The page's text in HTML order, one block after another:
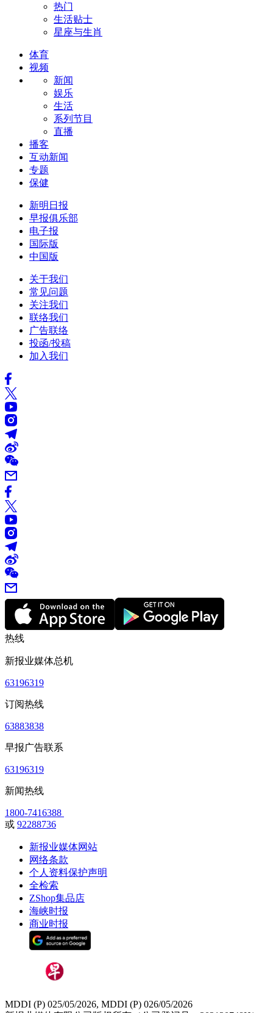
热门
生活贴士
星座与生肖
体育
视频
新闻
娱乐
生活
系列节目
直播
播客
互动新闻
专题
保健
新明日报
早报俱乐部
电子报
国际版
中国版
关于我们
常见问题
关注我们
联络我们
广告联络
投函/投稿
加入我们
热线
新报业媒体总机
63196319
订阅热线
63883838
早报广告联系
63196319
新闻热线
1800-7416388
或 92288736
新报业媒体网站
网络条款
个人资料保护声明
全检索
ZShop集品店
海峡时报
商业时报
MDDI (P) 025/05/2026, MDDI (P) 026/05/2026